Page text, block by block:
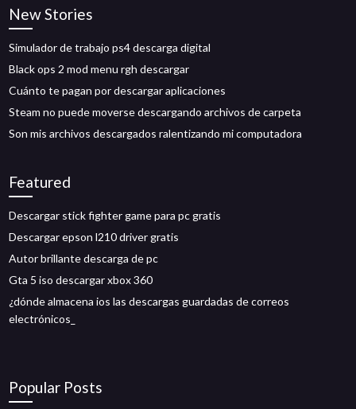
New Stories
Simulador de trabajo ps4 descarga digital
Black ops 2 mod menu rgh descargar
Cuánto te pagan por descargar aplicaciones
Steam no puede moverse descargando archivos de carpeta
Son mis archivos descargados ralentizando mi computadora
Featured
Descargar stick fighter game para pc gratis
Descargar epson l210 driver gratis
Autor brillante descarga de pc
Gta 5 iso descargar xbox 360
¿dónde almacena ios las descargas guardadas de correos
electrónicos_
Popular Posts